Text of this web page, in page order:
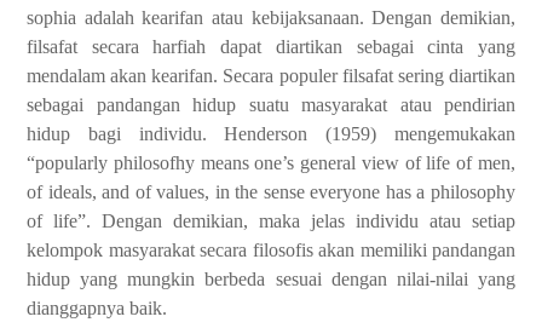
sophia adalah kearifan atau kebijaksanaan. Dengan demikian,
filsafat secara harfiah dapat diartikan sebagai cinta yang
mendalam akan kearifan. Secara populer filsafat sering diartikan
sebagai pandangan hidup suatu masyarakat atau pendirian
hidup bagi individu. Henderson (1959) mengemukakan
“popularly philosofhy means one’s general view of life of men,
of ideals, and of values, in the sense everyone has a philosophy
of life”. Dengan demikian, maka jelas individu atau setiap
kelompok masyarakat secara filosofis akan memiliki pandangan
hidup yang mungkin berbeda sesuai dengan nilai-nilai yang
dianggapnya baik.